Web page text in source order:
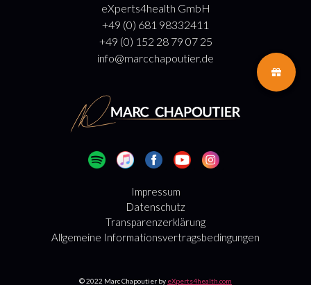
eXperts4health GmbH
+49 (0) 681 98332411
+49 (0) 152 28 79 07 25
info@marcchapoutier.de
Impressum
Datenschutz
Transparenzerklärung
Allgemeine Informationsvertragsbedingungen
© 2022 Marc Chapoutier by eXperts4health.com